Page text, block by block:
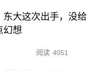
东大这次出手，没给
幻想
阅读 4051